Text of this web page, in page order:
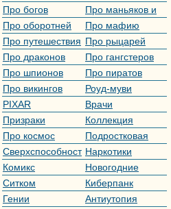
Про богов
Про маньяков и
серийных убийц
Про оборотней
Про мафию
Про путешествия
во времени
Про рыцарей
Про драконов
Про гангстеров
Про шпионов
Про пиратов
Про викингов
Роуд-муви
PIXAR
Врачи
Призраки
Коллекция
Про космос
Подростковая
жестокость
СверхспособностиНаркотики
Комикс
Новогодние
Ситком
Киберпанк
Гении
Антиутопия